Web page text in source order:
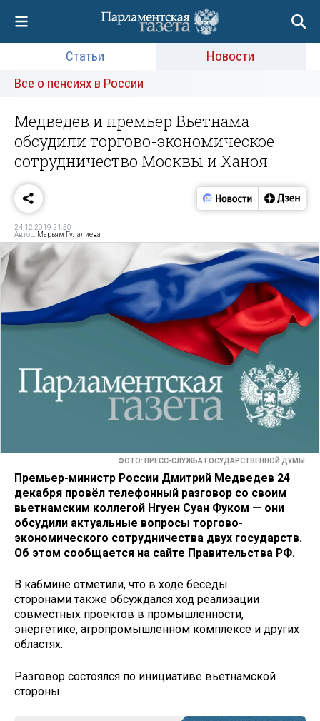
Статьи
Новости
Все о пенсиях в России
Медведев и премьер Вьетнама
обсудили торгово-экономическое
сотрудничество Москвы и Ханоя
24.12.2019 21:50
Автор: Марьям Гулалиева
ФОТО: ПРЕСС-СЛУЖБА ГОСУДАРСТВЕННОЙ ДУМЫ
Премьер-министр России Дмитрий Медведев 24
декабря провёл телефонный разговор со своим
вьетнамским коллегой Нгуен Суан Фуком — они
обсудили актуальные вопросы торгово-
экономического сотрудничества двух государств.
Об этом сообщается на сайте Правительства РФ.
В кабмине отметили, что в ходе беседы
сторонами также обсуждался ход реализации
совместных проектов в промышленности,
энергетике, агропромышленном комплексе и других
областях.
Разговор состоялся по инициативе вьетнамской
стороны.